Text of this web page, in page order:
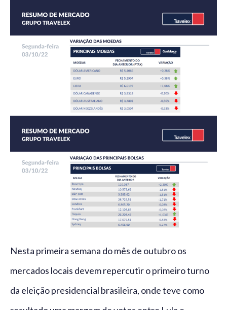
Nesta primeira semana do mês de outubro os
mercados locais devem repercutir o primeiro turno
da eleição presidencial brasileira, onde teve como